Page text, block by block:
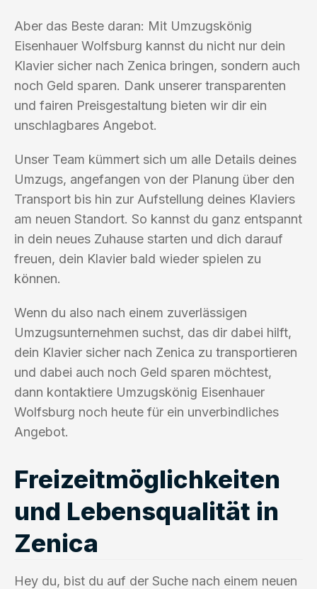
Aber das Beste daran: Mit Umzugskönig
Eisenhauer Wolfsburg kannst du nicht nur dein
Klavier sicher nach Zenica bringen, sondern auch
noch Geld sparen. Dank unserer transparenten
und fairen Preisgestaltung bieten wir dir ein
unschlagbares Angebot.
Unser Team kümmert sich um alle Details deines
Umzugs, angefangen von der Planung über den
Transport bis hin zur Aufstellung deines Klaviers
am neuen Standort. So kannst du ganz entspannt
in dein neues Zuhause starten und dich darauf
freuen, dein Klavier bald wieder spielen zu
können.
Wenn du also nach einem zuverlässigen
Umzugsunternehmen suchst, das dir dabei hilft,
dein Klavier sicher nach Zenica zu transportieren
und dabei auch noch Geld sparen möchtest,
dann kontaktiere Umzugskönig Eisenhauer
Wolfsburg noch heute für ein unverbindliches
Angebot.
Freizeitmöglichkeiten
und Lebensqualität in
Zenica
Hey du, bist du auf der Suche nach einem neuen